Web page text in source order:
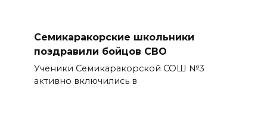
Семикаракорские школьники
поздравили бойцов СВО
Ученики Семикаракорской СОШ №3
активно включились в